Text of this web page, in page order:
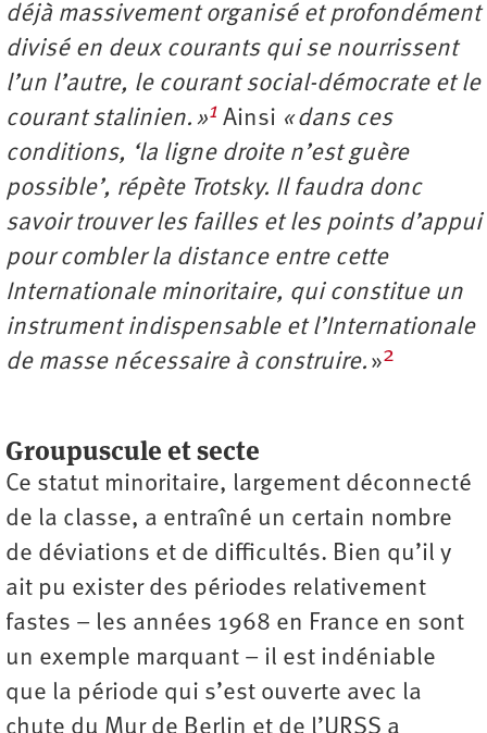
déjà massivement organisé et profondément
divisé en deux courants qui se nourrissent
l’un l’autre, le courant social-démocrate et le
courant stalinien. »1 Ainsi « dans ces
conditions, ‘la ligne droite n’est guère
possible’, répète Trotsky. Il faudra donc
savoir trouver les failles et les points d’appui
pour combler la distance entre cette
Internationale minoritaire, qui constitue un
instrument indispensable et l’Internationale
de masse nécessaire à construire. »2
Groupuscule et secte
Ce statut minoritaire, largement déconnecté
de la classe, a entraîné un certain nombre
de déviations et de difficultés. Bien qu’il y
ait pu exister des périodes relativement
fastes – les années 1968 en France en sont
un exemple marquant – il est indéniable
que la période qui s’est ouverte avec la
chute du Mur de Berlin et de l’URSS a